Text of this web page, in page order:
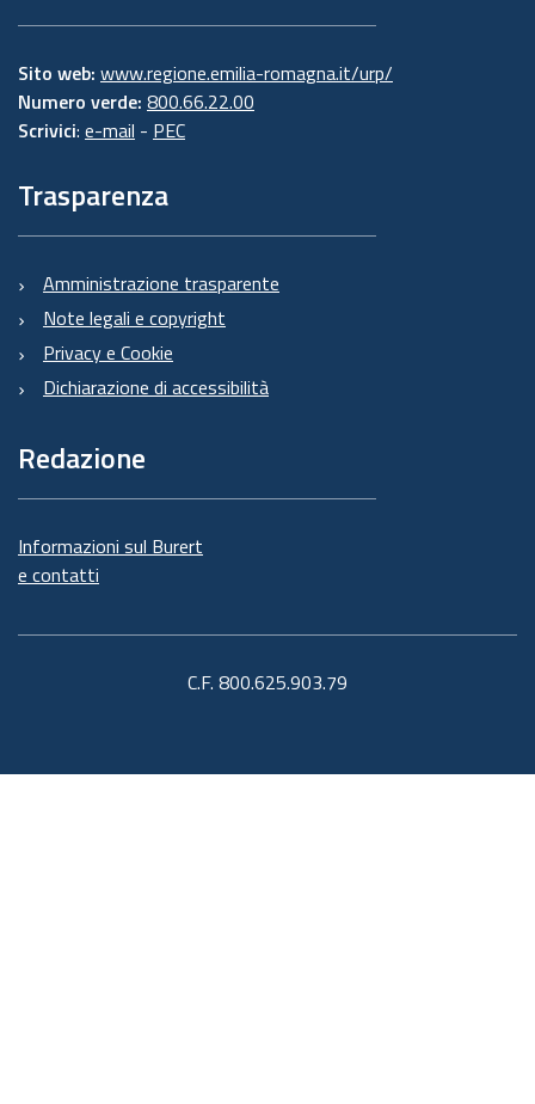
Sito web: www.regione.emilia-romagna.it/urp/
Numero verde: 800.66.22.00
Scrivici: e-mail - PEC
Trasparenza
Amministrazione trasparente
Note legali e copyright
Privacy e Cookie
Dichiarazione di accessibilità
Redazione
Informazioni sul Burert
e contatti
C.F. 800.625.903.79